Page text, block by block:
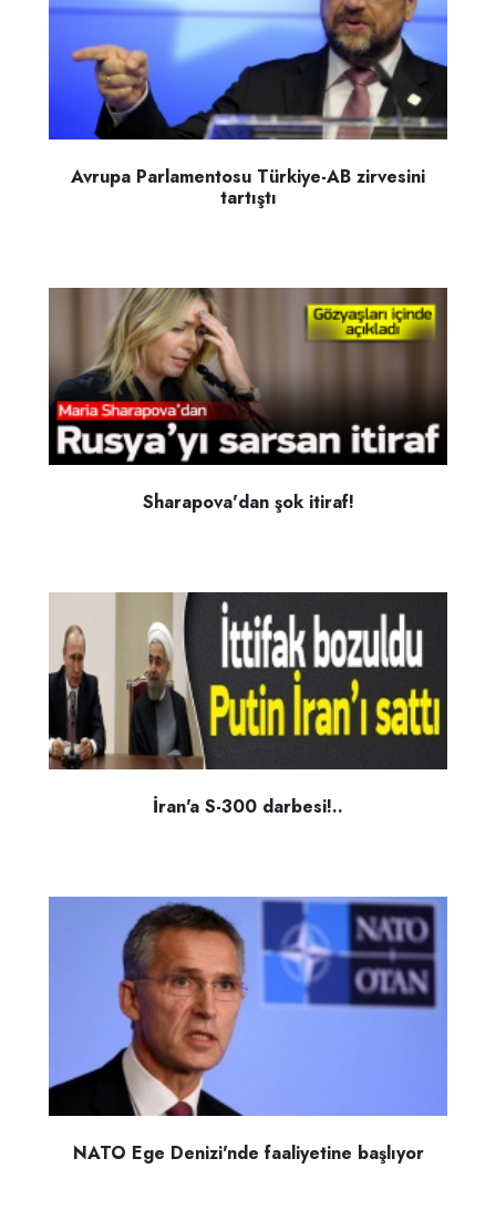
Avrupa Parlamentosu Türkiye-AB zirvesini
tartıştı
Sharapova'dan şok itiraf!
İran'a S-300 darbesi!..
NATO Ege Denizi'nde faaliyetine başlıyor